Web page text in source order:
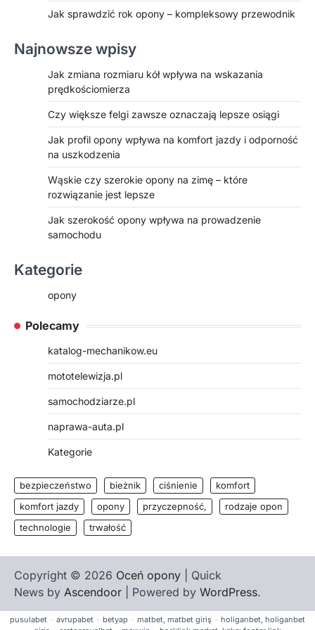
Jak sprawdzić rok opony – kompleksowy przewodnik
Najnowsze wpisy
Jak zmiana rozmiaru kół wpływa na wskazania
prędkościomierza
Czy większe felgi zawsze oznaczają lepsze osiągi
Jak profil opony wpływa na komfort jazdy i odporność
na uszkodzenia
Wąskie czy szerokie opony na zimę – które
rozwiązanie jest lepsze
Jak szerokość opony wpływa na prowadzenie
samochodu
Kategorie
opony
Polecamy
katalog-mechanikow.eu
mototelewizja.pl
samochodziarze.pl
naprawa-auta.pl
Kategorie
bezpieczeństwo bieżnik ciśnienie
komfort
komfort jazdy
opony przyczepność,
rodzaje opon
technologie
trwałość
Copyright © 2026 Oceń opony | Quick
News by Ascendoor | Powered by WordPress.
pusulabet · avrupabet · betyap · matbet, matbet giriş · holiganbet, holiganbet